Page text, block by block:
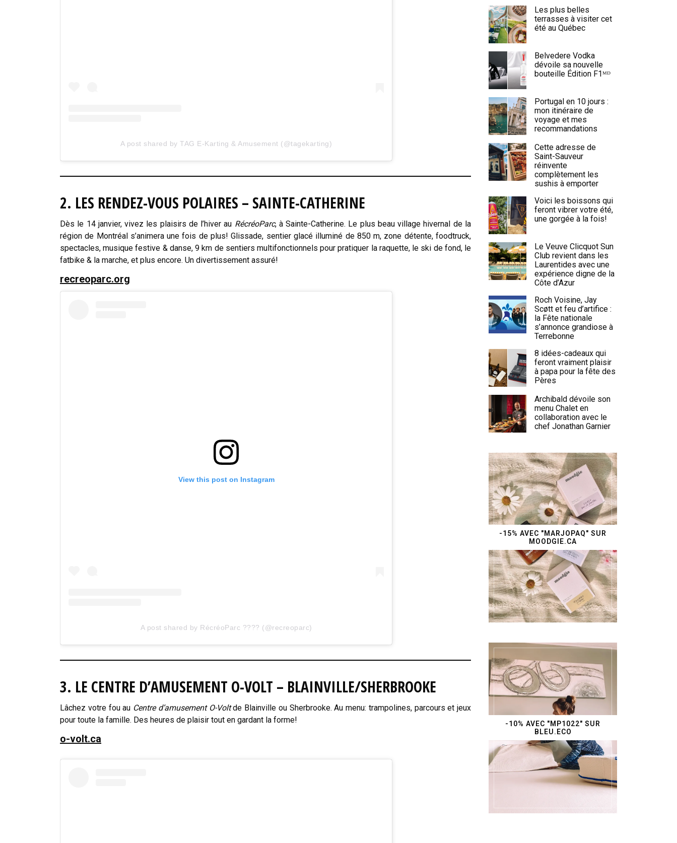
A post shared by TAG E-Karting & Amusement (@tagekarting)
2. LES RENDEZ-VOUS POLAIRES – SAINTE-CATHERINE
Dès le 14 janvier, vivez les plaisirs de l’hiver au RécréoParc, à Sainte-Catherine. Le plus beau village hivernal de la
région de Montréal s’animera une fois de plus! Glissade, sentier glacé illuminé de 850 m, zone détente, foodtruck,
spectacles, musique festive & danse, 9 km de sentiers multifonctionnels pour pratiquer la raquette, le ski de fond, le
fatbike & la marche, et plus encore. Un divertissement assuré!
recreoparc.org
View this post on Instagram
A post shared by RécréoParc ???? (@recreoparc)
3. LE CENTRE D’AMUSEMENT O-VOLT – BLAINVILLE/SHERBROOKE
Lâchez votre fou au Centre d’amusement O-Voltde Blainville ou Sherbrooke. Au menu: trampolines, parcours et jeux
pour toute la famille. Des heures de plaisir tout en gardant la forme!
o-volt.ca
Les plus belles
terrasses à visiter cet
été au Québec
Belvedere Vodka
dévoile sa nouvelle
bouteille Édition F1ᴹᴰ
Portugal en 10 jours :
mon itinéraire de
voyage et mes
recommandations
Cette adresse de
Saint-Sauveur
réinvente
complètement les
sushis à emporter
Voici les boissons qui
feront vibrer votre été,
une gorgée à la fois!
Le Veuve Clicquot Sun
Club revient dans les
Laurentides avec une
expérience digne de la
Côte d’Azur
Roch Voisine, Jay
Scøtt et feu d’artifice :
la Fête nationale
s’annonce grandiose à
Terrebonne
8 idées-cadeaux qui
feront vraiment plaisir
à papa pour la fête des
Pères
Archibald dévoile son
menu Chalet en
collaboration avec le
chef Jonathan Garnier
-15% AVEC "MARJOPAQ" SUR
MOODGIE.CA
-10% AVEC "MP1022" SUR
BLEU.ECO